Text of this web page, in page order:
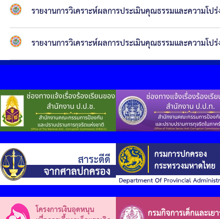
รายงานการวิเคราะห์ผลการประเมินคุณธรรมและความโ
รายงานการวิเคราะห์ผลการประเมินคุณธรรมและความโ